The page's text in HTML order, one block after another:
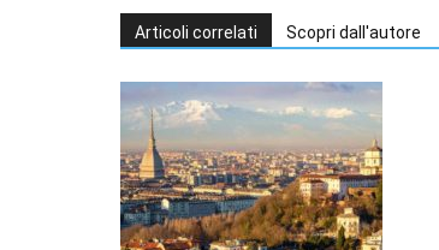
Articoli correlati Scopri dall'autore